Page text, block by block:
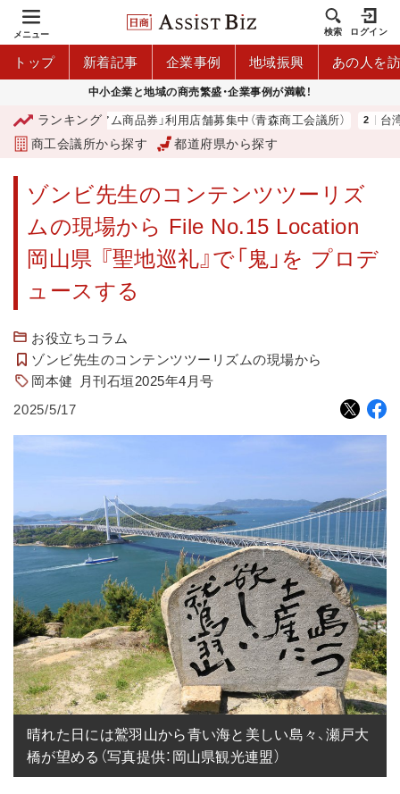
メニュー 検索 ログイン
トップ 新着記事 企業事例 地域振興 あの人を
中小企業と地域の商売繁盛・企業事例が満載！
ランキング
森市プレミアム商品券」利用店舗募集中（青森商工会議所） 台湾2
商工会議所から探す 都道府県から探す
ゾンビ先生のコンテンツツーリズ
ムの現場から File No.15 Location
岡山県 『聖地巡礼』で「鬼」を プロデ
ュースする
お役立ちコラム
ゾンビ先生のコンテンツツーリズムの現場から
岡本健
月刊石垣2025年4月号
2025/5/17
晴れた日には鷲羽山から青い海と美しい島々、瀬戸大
橋が望める（写真提供：岡山県観光連盟）